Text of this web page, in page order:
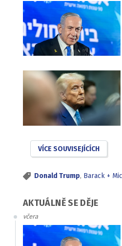
VÍCE SOUVISEJÍCÍCH
Donald Trump, Barack +
AKTUÁLNĚ SE DĚJE
včera